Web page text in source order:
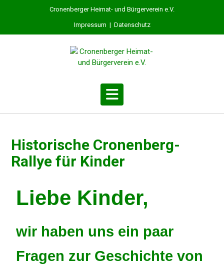
Cronenberger Heimat- und Bürgerverein e.V.
Impressum | Datenschutz
Histo­ri­sche Cronen­berg-
Rallye für Kinder
Liebe Kinder,
wir haben uns ein paar
Fragen zur Geschich­te von